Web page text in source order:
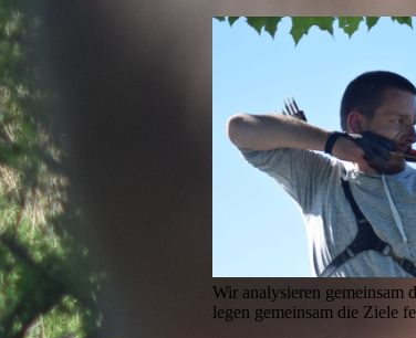
Wir analysieren gemeinsam
legen gemeinsam die Ziele